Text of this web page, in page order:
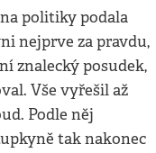
politiky podala
nejprve za pravdu,
znalecký posudek,
Vše vyřešil až
Podle něj
tak nakonec